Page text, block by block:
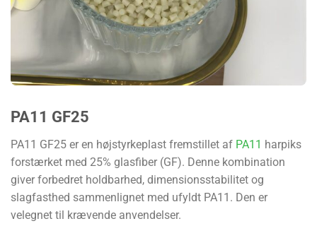
PA11 GF25
PA11 GF25 er en højstyrkeplast fremstillet af PA11 harpiks
forstærket med 25% glasfiber (GF). Denne kombination
giver forbedret holdbarhed, dimensionsstabilitet og
slagfasthed sammenlignet med ufyldt PA11. Den er
velegnet til krævende anvendelser.